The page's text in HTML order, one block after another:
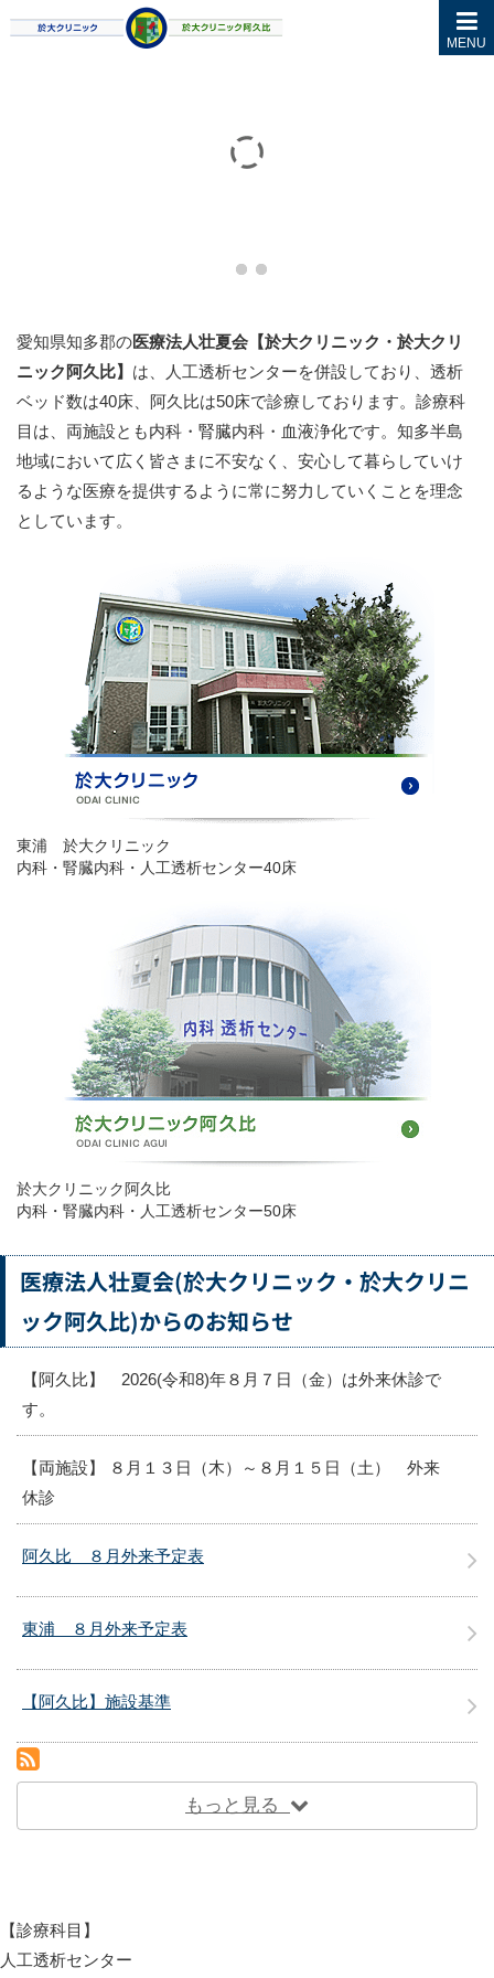
MENU
愛知県知多郡の医療法人壮夏会【於大クリニック・於大クリ
ニック阿久比】 は、人工透析センターを併設しており、透析
ベッド数は40床、阿久比は50床で診療しております。診療科
目は、両施設とも内科・腎臓内科・血液浄化です。知多半島
地域において広く皆さまに不安なく、安心して暮らしていけ
るような医療を提供するように常に努力していくことを理念
としています。
東浦 於大クリニック
内科・腎臓内科・人工透析センター40床
於大クリニック阿久比
内科・腎臓内科・人工透析センター50床
医療法人壮夏会(於大クリニック・於大クリニ
ック阿久比)からのお知らせ
【阿久比】 2026(令和8)年８月７日（金）は外来休診で
す。
【両施設】 ８月１３日（木）～８月１５日（土） 外来
休診
阿久比 ８月外来予定表
東浦 ８月外来予定表
【阿久比】施設基準
RSS(別ウィンドウで開きます)
もっと見る
【診療科目】
人工透析センター